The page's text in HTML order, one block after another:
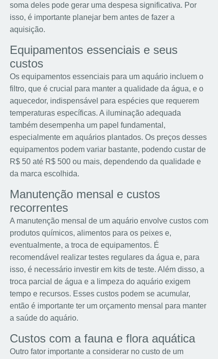
soma deles pode gerar uma despesa significativa. Por
isso, é importante planejar bem antes de fazer a
aquisição.
Equipamentos essenciais e seus
custos
Os equipamentos essenciais para um aquário incluem o
filtro, que é crucial para manter a qualidade da água, e o
aquecedor, indispensável para espécies que requerem
temperaturas específicas. A iluminação adequada
também desempenha um papel fundamental,
especialmente em aquários plantados. Os preços desses
equipamentos podem variar bastante, podendo custar de
R$ 50 até R$ 500 ou mais, dependendo da qualidade e
da marca escolhida.
Manutenção mensal e custos
recorrentes
A manutenção mensal de um aquário envolve custos com
produtos químicos, alimentos para os peixes e,
eventualmente, a troca de equipamentos. É
recomendável realizar testes regulares da água e, para
isso, é necessário investir em kits de teste. Além disso, a
troca parcial de água e a limpeza do aquário exigem
tempo e recursos. Esses custos podem se acumular,
então é importante ter um orçamento mensal para manter
a saúde do aquário.
Custos com a fauna e flora aquática
Outro fator importante a considerar no custo de um